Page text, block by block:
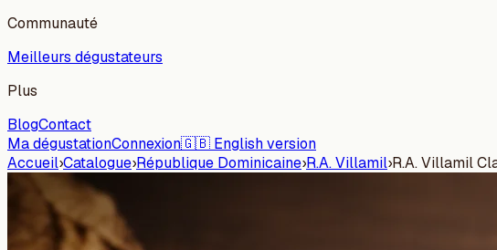
Communauté
Meilleurs dégustateurs
Plus
BlogContact
Ma dégustationConnexion🇬🇧 English version
Accueil›Catalogue›République Dominicaine›R.A. Villamil›R.A. Villamil